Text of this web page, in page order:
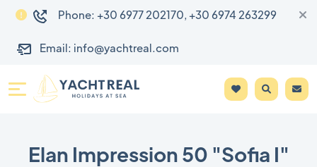
Phone: +30 6977 202170, +30 6974 263299
Email: info@yachtreal.com
Elan Impression 50 "Sofia I"